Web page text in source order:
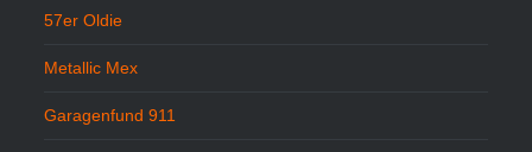
57er Oldie
Metallic Mex
Garagenfund 911